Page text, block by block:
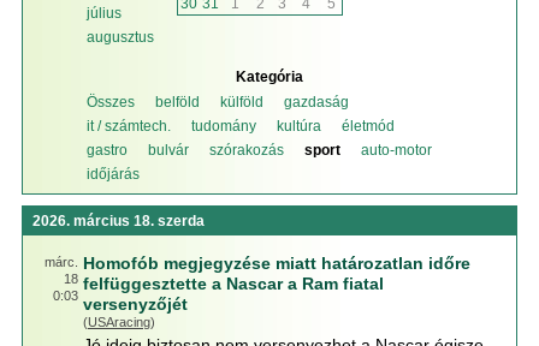
július
augusztus
Kategória
Összes
belföld külföld
gazdaság
it / számtech.
tudomány kultúra
életmód
gastro
bulvár szórakozás sport
auto-motor
időjárás
2026. március 18. szerda
márc.
18
0:03
Homofób megjegyzése miatt határozatlan időre
felfüggesztette a Nascar a Ram fiatal
versenyzőjét
(USAracing)